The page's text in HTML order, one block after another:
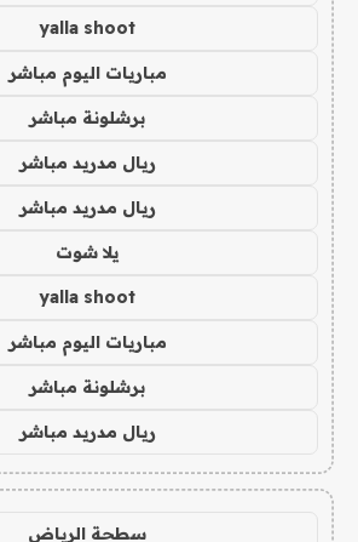
yalla shoot
مباريات اليوم مباشر
برشلونة مباشر
ريال مدريد مباشر
ريال مدريد مباشر
يلا شوت
yalla shoot
مباريات اليوم مباشر
برشلونة مباشر
ريال مدريد مباشر
سطحة الرياض